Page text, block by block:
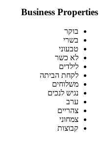
Business Properties
בוקר
בשרי
טבעוני
לא כשר
לילדים
לקחת הביתה
משלוחים
נגיש לנכים
ערב
צהריים
צמחוני
קבוצות